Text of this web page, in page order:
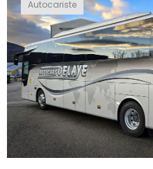
Autocariste